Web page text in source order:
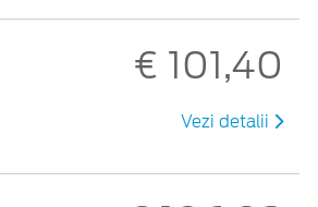
€ 101,40
Vezi detalii